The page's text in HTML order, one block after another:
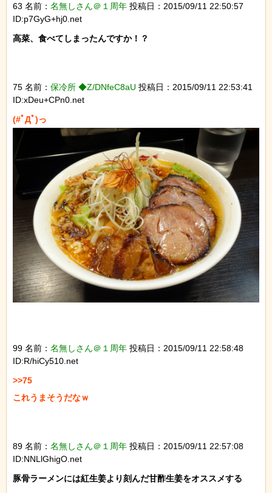
63 名前： 名無しさん＠１周年 投稿日：2015/09/11 22:50:57
ID:p7GyG+hj0.net
高菜、食べてしまったんですか！？
75 名前： 保冷所 ◆Z/DNfeC8aU 投稿日：2015/09/11 22:53:41
ID:xDeu+CPn0.net
(#ﾟДﾟ)っ
99 名前： 名無しさん＠１周年 投稿日：2015/09/11 22:58:48
ID:R/hiCy510.net
>>75
これうまそうだなｗ
89 名前： 名無しさん＠１周年 投稿日：2015/09/11 22:57:08
ID:NNLlGhigO.net
豚骨ラーメンには紅生姜より刻んだ甘酢生姜をオススメする